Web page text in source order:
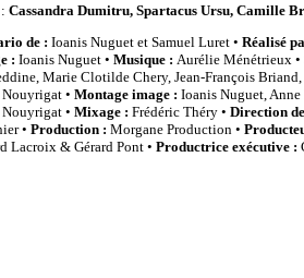
:Cassandra Dumitru, Spartacus Ursu, Camille
de : Ioanis Nuguet et Samuel Luret •Réalisé
: Ioanis Nuguet •Musique : Aurélie Ménétrieux •
Marie Clotilde Chery, Jean-François Briand,
Nouyrigat •Montage image :Ioanis Nuguet,
Nouyrigat •Mixage :Frédéric Théry •Direction
•Production :Morgane Production •
Lacroix & Gérard Pont •Productrice exécutive :